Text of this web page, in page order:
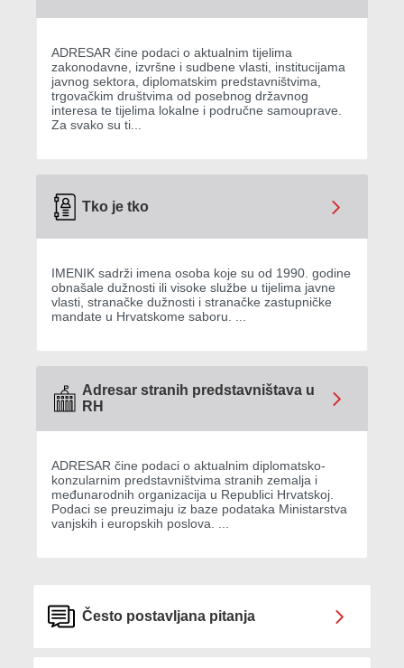
ADRESAR čine podaci o aktualnim tijelima
zakonodavne, izvršne i sudbene vlasti, institucijama
javnog sektora, diplomatskim predstavništvima,
trgovačkim društvima od posebnog državnog
interesa te tijelima lokalne i područne samouprave.
Za svako su ti...
Tko je tko
IMENIK sadrži imena osoba koje su od 1990. godine
obnašale dužnosti ili visoke službe u tijelima javne
vlasti, stranačke dužnosti i stranačke zastupničke
mandate u Hrvatskome saboru. ...
Adresar stranih predstavništava u
RH
ADRESAR čine podaci o aktualnim diplomatsko-
konzularnim predstavništvima stranih zemalja i
međunarodnih organizacija u Republici Hrvatskoj.
Podaci se preuzimaju iz baze podataka Ministarstva
vanjskih i europskih poslova. ...
Često postavljana pitanja